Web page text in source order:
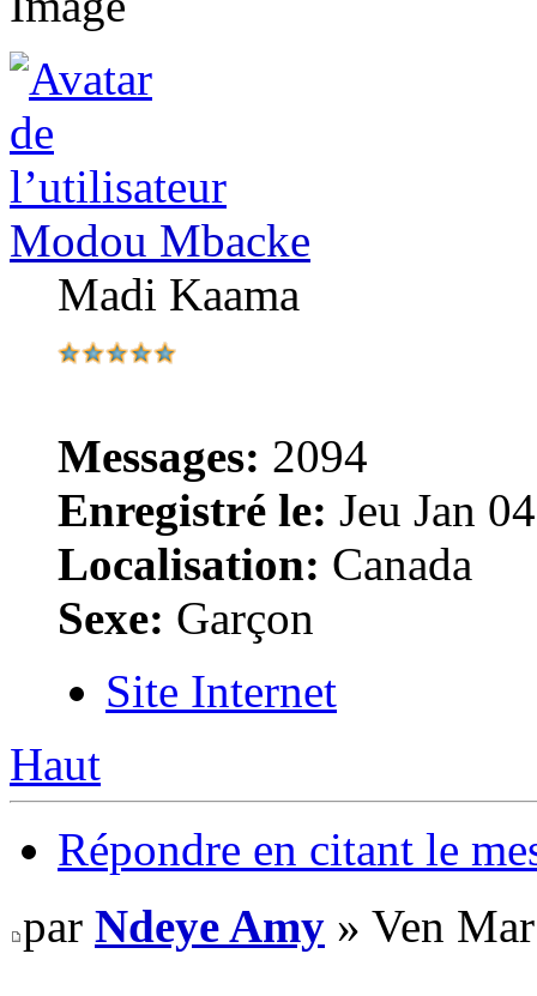
Modou Mbacke
Madi Kaama
Messages: 2094
Enregistré le: Jeu Jan
Localisation: Canada
Sexe: Garçon
Site Internet
Haut
Répondre en citant le
par Ndeye Amy » Ven